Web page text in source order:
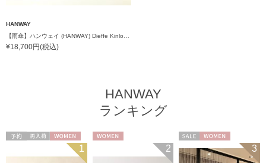
HANWAY
¥18,700円(税込)
HANWAY
ランキング
WOMEN 1 2 3